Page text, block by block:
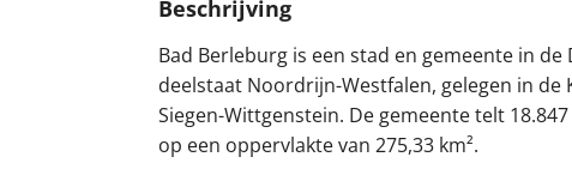
Beschrijving
Bad Berleburg is een stad en gemeente in de
deelstaat Noordrijn-Westfalen, gelegen in de
Siegen-Wittgenstein. De gemeente telt
op een oppervlakte van 275,33 km².